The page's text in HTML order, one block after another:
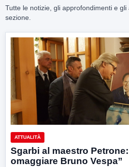
Tutte le notizie, gli approfondimenti e
sezione.
ATTUALITÀ
Sgarbi al maestro
omaggiare Bruno Vespa”